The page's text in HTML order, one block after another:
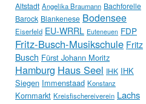
Altstadt Angelika Braumann Bachforelle
Barock Blankenese Bodensee
Eiserfeld EU-WRRL Euteneuen FDP
Fritz-Busch-Musikschule Fritz
Busch Fürst Johann Moritz
Hamburg Haus Seel IHK IHK
Siegen Immenstaad Konstanz
Kornmarkt Kreisfischereiverein Lachs